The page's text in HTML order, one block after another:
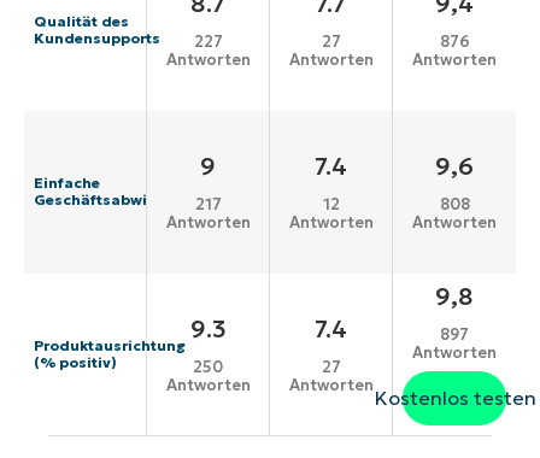
Qualität des
Kundensupports
227
Antworten
27
Antworten
876
Antworten
Einfache
Geschäftsabwicklung
9
217
Antworten
7.4
12
Antworten
9,6
808
Antworten
Produktausrichtung
(% positiv)
9.3
250
Antworten
7.4
27
Antworten
9,8
897
Antworten
Kostenlos testen